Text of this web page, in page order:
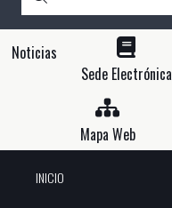
Noticias
Sede Electrónica
Mapa Web
INICIO